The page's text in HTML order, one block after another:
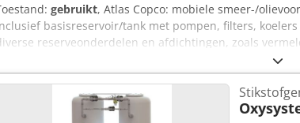
gebruikt, Atlas Copco: mobiele smeer-/
basisreservoir/tank met pompen, filters,
reserveonderdelen en afdichtingen, zoals
Csdozmadmjpfx Af Dorf Let op: de verkoop is
due diligence-onderzoek (BPDDC) en het invullen
de koper, en indien de koper niet de eindgebruiker is,
formulieren kunnen van de website worden gedownload.